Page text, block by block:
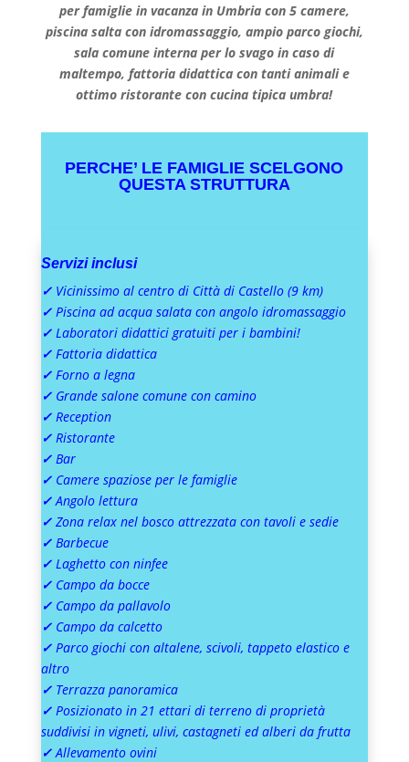
per famiglie in vacanza in Umbria con 5 camere,
piscina salta con idromassaggio, ampio parco giochi,
sala comune interna per lo svago in caso di
maltempo, fattoria didattica con tanti animali e
ottimo ristorante con cucina tipica umbra!
PERCHE’ LE FAMIGLIE SCELGONO
QUESTA STRUTTURA
Servizi inclusi
✓Vicinissimo al centro di Città di Castello (9 km)
✓ Piscina ad acqua salata con angolo idromassaggio
✓ Laboratori didattici gratuiti per i bambini!
✓ Fattoria didattica
✓ Forno a legna
✓ Grande salone comune con camino
✓ Reception
✓ Ristorante
✓ Bar
✓ Camere spaziose per le famiglie
✓ Angolo lettura
✓ Zona relax nel bosco attrezzata con tavoli e sedie
✓ Barbecue
✓ Laghetto con ninfee
✓ Campo da bocce
✓ Campo da pallavolo
✓ Campo da calcetto
✓ Parco giochi con altalene, scivoli, tappeto elastico e
altro
✓ Terrazza panoramica
✓ Posizionato in 21 ettari di terreno di proprietà
suddivisi in vigneti, ulivi, castagneti ed alberi da frutta
✓ Allevamento ovini